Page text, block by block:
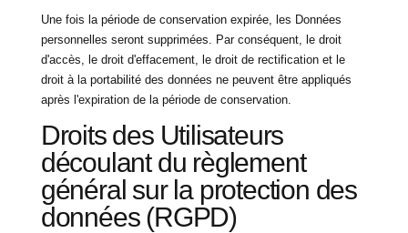
Une fois la période de conservation expirée, les Données
personnelles seront supprimées. Par conséquent, le droit
d'accès, le droit d'effacement, le droit de rectification et le
droit à la portabilité des données ne peuvent être appliqués
après l'expiration de la période de conservation.
Droits des Utilisateurs
découlant du règlement
général sur la protection des
données (RGPD)